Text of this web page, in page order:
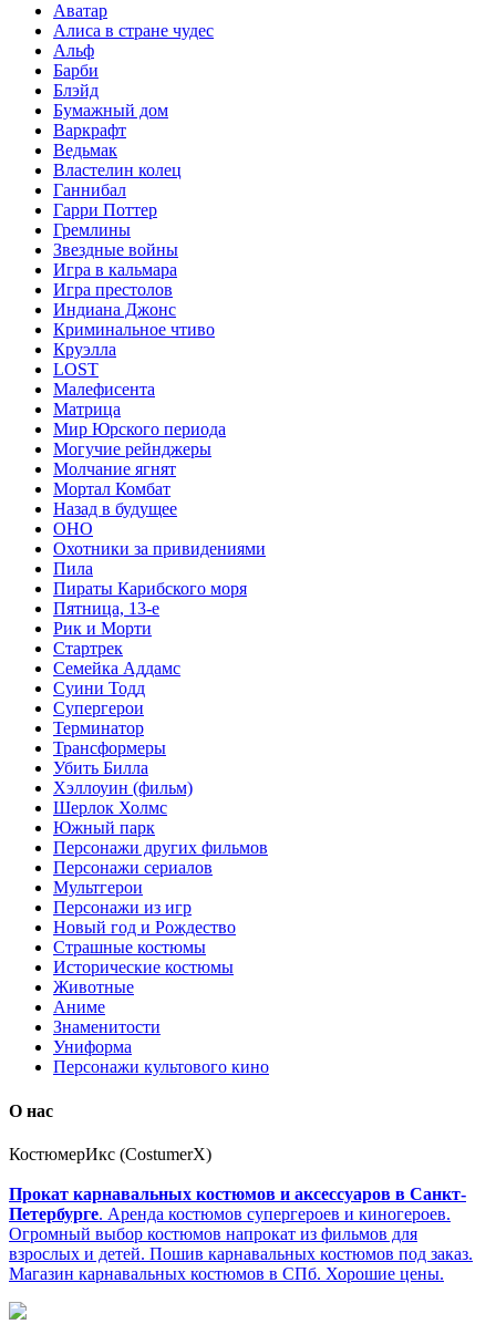
Аватар
Алиса в стране чудес
Альф
Барби
Блэйд
Бумажный дом
Варкрафт
Ведьмак
Властелин колец
Ганнибал
Гарри Поттер
Гремлины
Звездные войны
Игра в кальмара
Игра престолов
Индиана Джонс
Криминальное чтиво
Круэлла
LOST
Малефисента
Матрица
Мир Юрского периода
Могучие рейнджеры
Молчание ягнят
Мортал Комбат
Назад в будущее
ОНО
Охотники за привидениями
Пила
Пираты Карибского моря
Пятница, 13-е
Рик и Морти
Стартрек
Семейка Аддамс
Суини Тодд
Супергерои
Терминатор
Трансформеры
Убить Билла
Хэллоуин (фильм)
Шерлок Холмс
Южный парк
Персонажи других фильмов
Персонажи сериалов
Мультгерои
Персонажи из игр
Новый год и Рождество
Страшные костюмы
Исторические костюмы
Животные
Аниме
Знаменитости
Униформа
Персонажи культового кино
О нас
КостюмерИкс (CostumerX)
Прокат карнавальных костюмов и аксессуаров в Санкт-
Петербурге. Аренда костюмов супергероев и киногероев.
Огромный выбор костюмов напрокат из фильмов для
взрослых и детей. Пошив карнавальных костюмов под заказ.
Магазин карнавальных костюмов в СПб. Хорошие цены.